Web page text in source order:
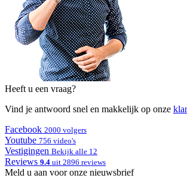
Heeft u een vraag?
Vind je antwoord snel en makkelijk op onze
Facebook 2000 volgers
Youtube 756 video's
Vestigingen Bekijk alle 12
Reviews 9.4 uit 2896 reviews
Meld u aan voor onze nieuwsbrief